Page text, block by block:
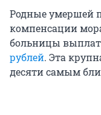
Родные умершей
компенсации
больницы
рублей. Эта
десяти самым